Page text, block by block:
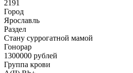
2191
Город
Ярославль
Раздел
Cтану суррогатной мамой
Гонoрар
1300000 рублей
Группа крови